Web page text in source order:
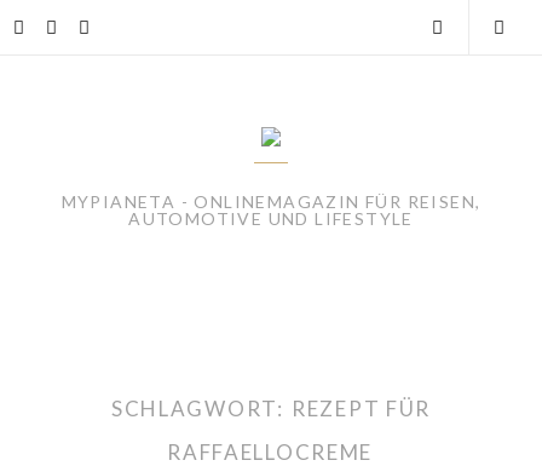
to
instagramfacebook
MYPIANETA - ONLINEMAGAZIN FÜR REISEN,
AUTOMOTIVE UND LIFESTYLE
SCHLAGWORT: REZEPT FÜR
RAFFAELLOCREME